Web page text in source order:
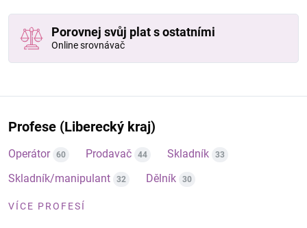
Porovnej svůj plat s ostatními
Online srovnávač
Profese (Liberecký kraj)
Operátor 60 Prodavač 44 Skladník 33
Skladník/manipulant 32 Dělník 30
VÍCE PROFESÍ